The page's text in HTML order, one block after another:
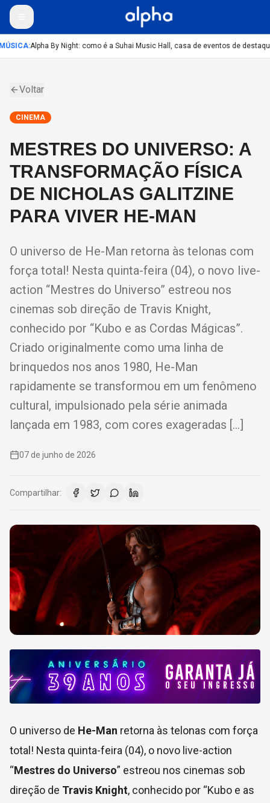
:Alpha By Night: como é a Suhai Music Hall, casa de eventos de
Voltar
CINEMA
MESTRES DO UNIVERSO: A
TRANSFORMAÇÃO FÍSICA
DE NICHOLAS GALITZINE
PARA VIVER HE-MAN
O universo de He-Man retorna às telonas com
força total! Nesta quinta-feira (04), o novo live-
action “Mestres do Universo” estreou nos
cinemas sob direção de Travis Knight,
conhecido por “Kubo e as Cordas Mágicas”.
Criado originalmente como uma linha de
brinquedos nos anos 1980, He-Man
rapidamente se transformou em um fenômeno
cultural, impulsionado pela série animada
lançada em 1983, com cores exageradas […]
07 de junho de 2026
Compartilhar:
O universo de He-Man retorna às telonas com força
total! Nesta quinta-feira (04), o novo live-action
“Mestres do Universo” estreou nos cinemas sob
direção de Travis Knight, conhecido por “Kubo e as